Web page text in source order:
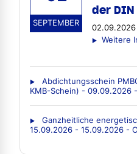
SEPTEMBER
der DIN
Weitere
Abdichtungsschein
KMB-Schein) - 09.09.2026
Ganzheitliche
15.09.2026 - 15.09.2026 -